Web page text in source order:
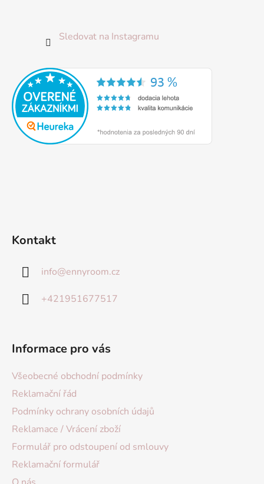
Sledovat na Instagramu
Kontakt
info@ennyroom.cz
+421951677517
Informace pro vás
Všeobecné obchodní podmínky
Reklamační řád
Podmínky ochrany osobních údajů
Reklamace / Vrácení zboží
Formulář pro odstoupení od smlouvy
Reklamační formulář